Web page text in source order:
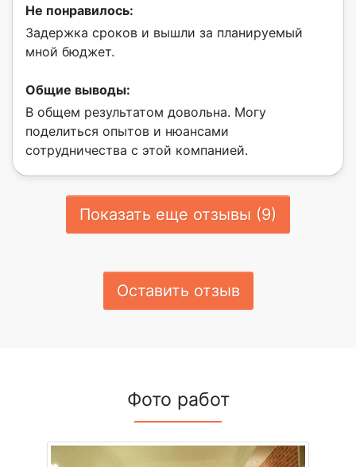
Не понравилось:
Задержка сроков и вышли за планируемый
мной бюджет.
Общие выводы:
В общем результатом довольна. Могу
поделиться опытов и нюансами
сотрудничества с этой компанией.
Показать еще отзывы (9)
Оставить отзыв
Фото работ